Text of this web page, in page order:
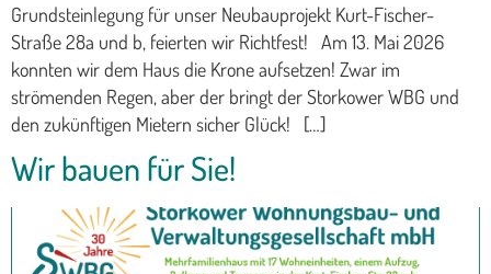
Grundsteinlegung für unser Neubauprojekt Kurt-Fischer-
Straße 28a und b, feierten wir Richtfest! Am 13. Mai 2026
konnten wir dem Haus die Krone aufsetzen! Zwar im
strömenden Regen, aber der bringt der Storkower WBG und
den zukünftigen Mietern sicher Glück! […]
Wir bauen für Sie!